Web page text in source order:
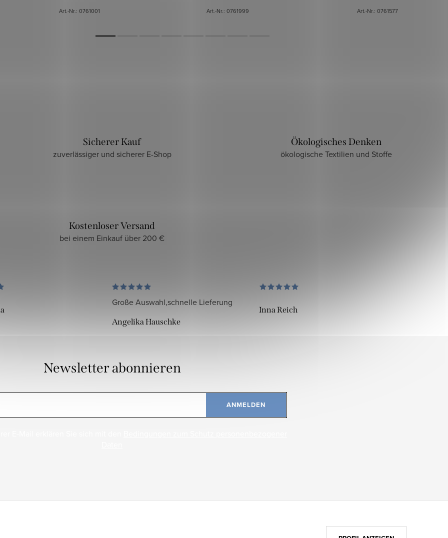
Art.-Nr.: 0761001 Art.-Nr.: 0761999 Art.-Nr.: 0761577
Sicherer Kauf
zuverlässiger und sicherer E-Shop
Ökologisches Denken
ökologische Textilien und Stoffe
Kostenloser Versand
bei einem Einkauf über 200 €
Große Auswahl,schnelle Lieferung
Angelika Hauschke
Inna Reich
Newsletter abonnieren
ANMELDEN